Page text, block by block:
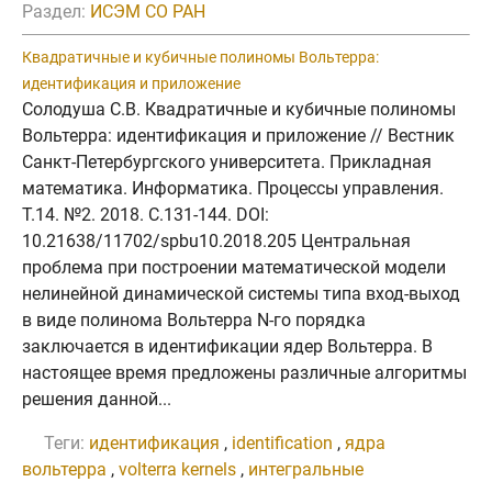
Раздел: ИСЭМ СО РАН
Квадратичные и кубичные полиномы Вольтерра:
идентификация и приложение
Солодуша С.В. Квадратичные и кубичные полиномы
Вольтерра: идентификация и приложение // Вестник
Санкт-Петербургского университета. Прикладная
математика. Информатика. Процессы управления.
Т.14. №2. 2018. C.131-144. DOI:
10.21638/11702/spbu10.2018.205 Центральная
проблема при построении математической модели
нелинейной динамической системы типа вход-выход
в виде полинома Вольтерра N-го порядка
заключается в идентификации ядер Вольтерра. В
настоящее время предложены различные алгоритмы
решения данной...
Теги: идентификация , identification , ядра
вольтерра , volterra kernels , интегральные